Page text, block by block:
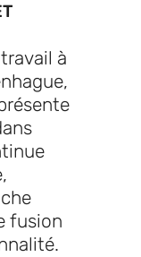
à
fusion